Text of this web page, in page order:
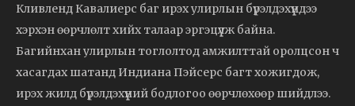
Кливленд Кавалиерс баг ирэх улирлын бүрэлдэхүүндээ
хэрхэн өөрчлөлт хийх талаар эргэцүүлж байна.
Багийнхан улирлын тоглолтод амжилттай оролцсон ч
хасагдах шатанд Индиана Пэйсерс багт хожигдож,
ирэх жилд бүрэлдэхүүний бодлогоо өөрчлөхөөр шийдлээ.